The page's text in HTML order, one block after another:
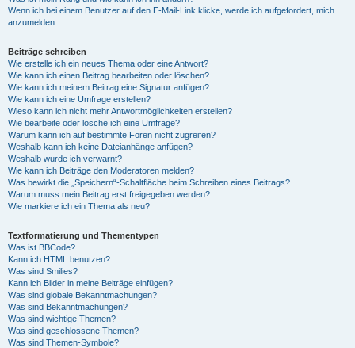
Wenn ich bei einem Benutzer auf den E-Mail-Link klicke, werde ich aufgefordert, mich
anzumelden.
Beiträge schreiben
Wie erstelle ich ein neues Thema oder eine Antwort?
Wie kann ich einen Beitrag bearbeiten oder löschen?
Wie kann ich meinem Beitrag eine Signatur anfügen?
Wie kann ich eine Umfrage erstellen?
Wieso kann ich nicht mehr Antwortmöglichkeiten erstellen?
Wie bearbeite oder lösche ich eine Umfrage?
Warum kann ich auf bestimmte Foren nicht zugreifen?
Weshalb kann ich keine Dateianhänge anfügen?
Weshalb wurde ich verwarnt?
Wie kann ich Beiträge den Moderatoren melden?
Was bewirkt die „Speichern“-Schaltfläche beim Schreiben eines Beitrags?
Warum muss mein Beitrag erst freigegeben werden?
Wie markiere ich ein Thema als neu?
Textformatierung und Thementypen
Was ist BBCode?
Kann ich HTML benutzen?
Was sind Smilies?
Kann ich Bilder in meine Beiträge einfügen?
Was sind globale Bekanntmachungen?
Was sind Bekanntmachungen?
Was sind wichtige Themen?
Was sind geschlossene Themen?
Was sind Themen-Symbole?